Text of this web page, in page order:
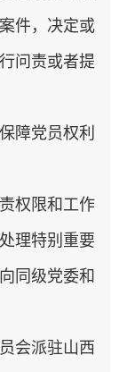
件，决定或
问责或者提
障党员权利
权限和工作
理特别重要
同级党委和
会派驻山西